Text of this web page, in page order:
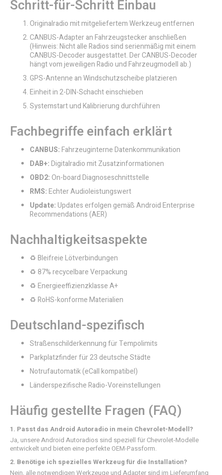
Schritt-für-Schritt Einbau
Originalradio mit mitgeliefertem Werkzeug entfernen
CANBUS-Adapter an Fahrzeugstecker anschließen
(Hinweis: Nicht alle Radios sind serienmäßig mit einem
CANBUS-Decoder ausgestattet. Der CANBUS-Decoder
hängt vom jeweiligen Radio und Fahrzeugmodell ab.)
GPS-Antenne an Windschutzscheibe platzieren
Einheit in 2-DIN-Schacht einschieben
Systemstart und Kalibrierung durchführen
Fachbegriffe einfach erklärt
CANBUS:Fahrzeuginterne Datenkommunikation
DAB+:Digitalradio mit Zusatzinformationen
OBD2:On-board Diagnoseschnittstelle
RMS:Echter Audioleistungswert
Update:Updates erfolgen gemäß Android Enterprise
Recommendations (AER)
Nachhaltigkeitsaspekte
♻️ Bleifreie Lötverbindungen
♻️ 87% recycelbare Verpackung
♻️ Energieeffizienzklasse A+
♻️ RoHS-konforme Materialien
Deutschland-spezifisch
Straßenschilderkennung für Tempolimits
Parkplatzfinder für 23 deutsche Städte
Notrufautomatik (eCall kompatibel)
Länderspezifische Radio-Voreinstellungen
Häufig gestellte Fragen (FAQ)
1. Passt das Android Autoradio in mein Chevrolet-Modell?
Ja, unsere Android Autoradios sind speziell für Chevrolet-Modelle
entwickelt und bieten eine perfekte OEM-Passform.
2. Benötige ich spezielles Werkzeug für die Installation?
Nein, alle notwendigen Werkzeuge und Adapter sind im Lieferumfang